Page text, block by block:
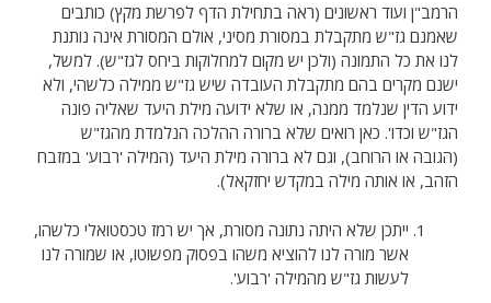
הרמב"ן ועוד ראשונים (ראה בתחילת הדף לפרשת מקץ) כותבים
שאמנם גז"ש מתקבלת במסורת מסיני, אולם המסורת אינה נותנת
לנו את כל התמונה (ולכן יש מקום למחלוקות ביחס לגז"ש). למשל,
ישנם מקרים בהם מתקבלת העובדה שיש גז"ש ממילה כלשהי, ולא
ידוע הדין שנלמד ממנה, או שלא ידועה מילת היעד שאליה פונה
הגז"ש וכדו'. כאן רואים שלא ברורה ההלכה הנלמדת מהגז"ש
(הגובה או הרוחב), וגם לא ברורה מילת היעד (המילה 'רבוע' במזבח
הזהב, או אותה מילה במקדש יחזקאל).
ייתכן שלא היתה נתונה מסורת, אך יש רמז טכסטואלי כלשהו,
אשר מורה לנו להוציא משהו בפסוק מפשוטו, או שמורה לנו
לעשות גז"ש מהמילה 'רבוע'.